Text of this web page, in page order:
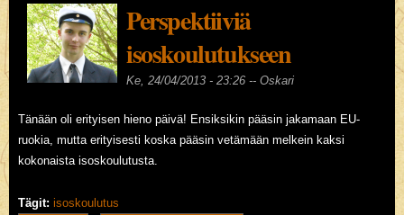
Perspektiiviä
isoskoulutukseen
Ke, 24/04/2013 - 23:26 -- Oskari
Tänään oli erityisen hieno päivä! Ensiksikin pääsin jakamaan EU-
ruokia, mutta erityisesti koska pääsin vetämään melkein kaksi
kokonaista isoskoulutusta.
Tägit: isoskoulutus